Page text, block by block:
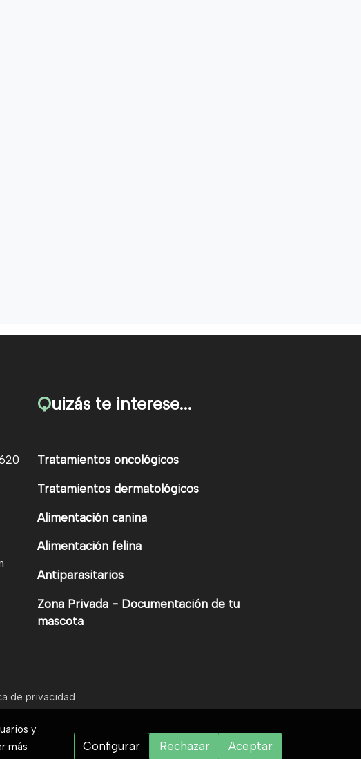
Quizás te interese...
Tratamientos oncológicos
Tratamientos dermatológicos
Alimentación canina
Alimentación felina
Antiparasitarios
Zona Privada - Documentación de tu
mascota
de privacidad
y
más
Configurar Rechazar Aceptar